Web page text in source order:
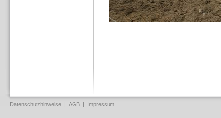
Datenschutzhinweise | AGB | Impressum